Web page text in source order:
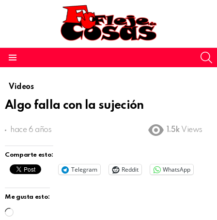
Videos
Algo falla con la sujeción
hace 6 años 1.5k Views
Comparte esto:
Telegram Reddit WhatsApp
Me gusta esto: